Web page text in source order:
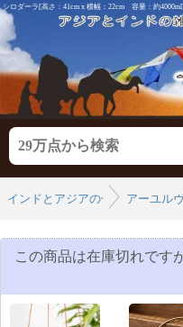
シロダーラ[高さ：41cm x 横幅：22cm 容量：約4000ml]
インドとアジアの化粧品アーユル
この商品は在庫切れです